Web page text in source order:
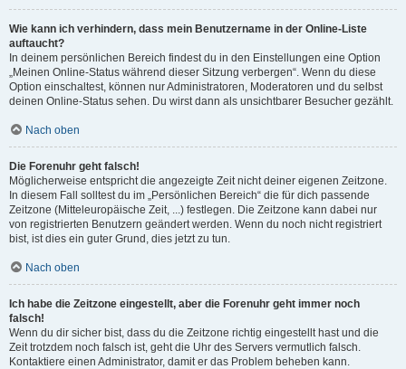
Wie kann ich verhindern, dass mein Benutzername in der Online-Liste
auftaucht?
In deinem persönlichen Bereich findest du in den Einstellungen eine Option
„Meinen Online-Status während dieser Sitzung verbergen“. Wenn du diese
Option einschaltest, können nur Administratoren, Moderatoren und du selbst
deinen Online-Status sehen. Du wirst dann als unsichtbarer Besucher gezählt.
Nach oben
Die Forenuhr geht falsch!
Möglicherweise entspricht die angezeigte Zeit nicht deiner eigenen Zeitzone.
In diesem Fall solltest du im „Persönlichen Bereich“ die für dich passende
Zeitzone (Mitteleuropäische Zeit, ...) festlegen. Die Zeitzone kann dabei nur
von registrierten Benutzern geändert werden. Wenn du noch nicht registriert
bist, ist dies ein guter Grund, dies jetzt zu tun.
Nach oben
Ich habe die Zeitzone eingestellt, aber die Forenuhr geht immer noch
falsch!
Wenn du dir sicher bist, dass du die Zeitzone richtig eingestellt hast und die
Zeit trotzdem noch falsch ist, geht die Uhr des Servers vermutlich falsch.
Kontaktiere einen Administrator, damit er das Problem beheben kann.